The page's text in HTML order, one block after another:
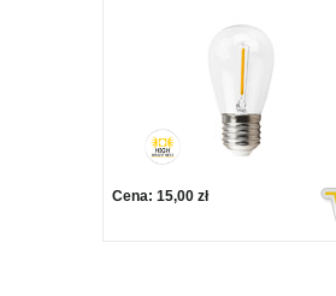
Cena: 15,00 zł